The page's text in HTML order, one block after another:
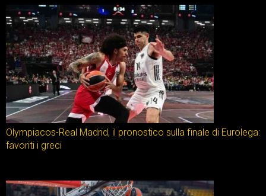
Olympiacos-Real Madrid, il pronostico sulla finale di Eurolega:
favoriti i greci